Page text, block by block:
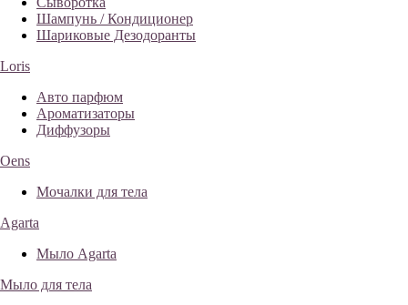
Шампунь / Кондиционер
Шариковые Дезодоранты
Loris
Авто парфюм
Ароматизаторы
Диффузоры
Oens
Мочалки для тела
Agarta
Мыло Agarta
Мыло для тела